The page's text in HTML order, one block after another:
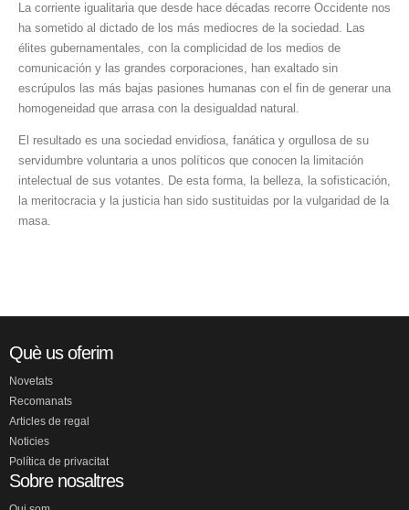
La corriente igualitaria que desde hace décadas recorre Occidente nos
ha sometido al dictado de los más mediocres de la sociedad. Las
élites gubernamentales, con la complicidad de los medios de
comunicación y las grandes corporaciones, han exaltado sin
escrúpulos las más bajas pasiones humanas con el fin de generar una
homogeneidad que arrasa con la desigualdad natural.
El resultado es una sociedad envidiosa, fanática y orgullosa de su
servidumbre voluntaria a unos políticos que conocen la limitación
intelectual de sus votantes. De esta forma, la belleza, la sofisticación,
la meritocracia y la justicia han sido sustituidas por la vulgaridad de la
masa.
Què us oferim
Novetats
Recomanats
Articles de regal
Noticies
Política de privacitat
Sobre nosaltres